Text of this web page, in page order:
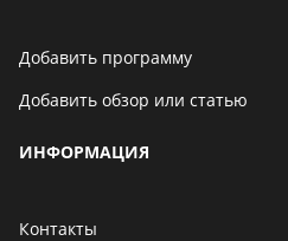
Добавить программу
Добавить обзор или статью
ИНФОРМАЦИЯ
Контакты